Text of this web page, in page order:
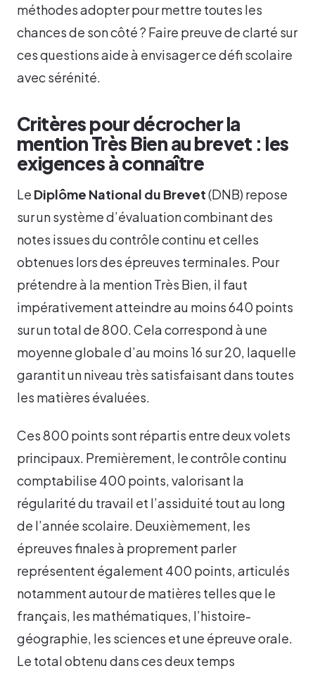
méthodes adopter pour mettre toutes les
chances de son côté ? Faire preuve de clarté sur
ces questions aide à envisager ce défi scolaire
avec sérénité.
Critères pour décrocher la
mention Très Bien au brevet : les
exigences à connaître
Le Diplôme National du Brevet(DNB) repose
sur un système d’évaluation combinant des
notes issues du contrôle continu et celles
obtenues lors des épreuves terminales. Pour
prétendre à la mention Très Bien, il faut
impérativement atteindre au moins 640 points
sur un total de 800. Cela correspond à une
moyenne globale d’au moins 16 sur 20, laquelle
garantit un niveau très satisfaisant dans toutes
les matières évaluées.
Ces 800 points sont répartis entre deux volets
principaux. Premièrement, le contrôle continu
comptabilise 400 points, valorisant la
régularité du travail et l’assiduité tout au long
de l’année scolaire. Deuxièmement, les
épreuves finales à proprement parler
représentent également 400 points, articulés
notamment autour de matières telles que le
français, les mathématiques, l’histoire-
géographie, les sciences et une épreuve orale.
Le total obtenu dans ces deux temps